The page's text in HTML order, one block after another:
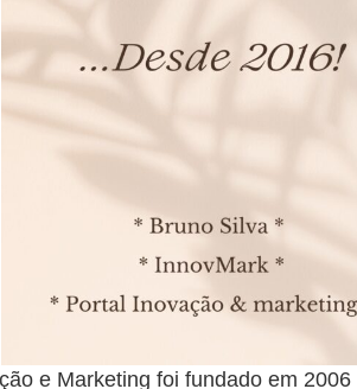
e Marketing foi fundado em